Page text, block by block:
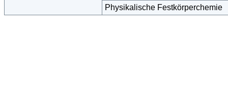
Physikalische Festkörperchemie